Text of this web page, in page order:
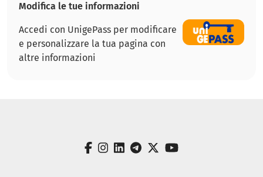
Modifica le tue informazioni
Accedi con UnigePass per modificare
e personalizzare la tua pagina con
altre informazioni
facebook
instagram
linkedin
telegram
twitteryoutube